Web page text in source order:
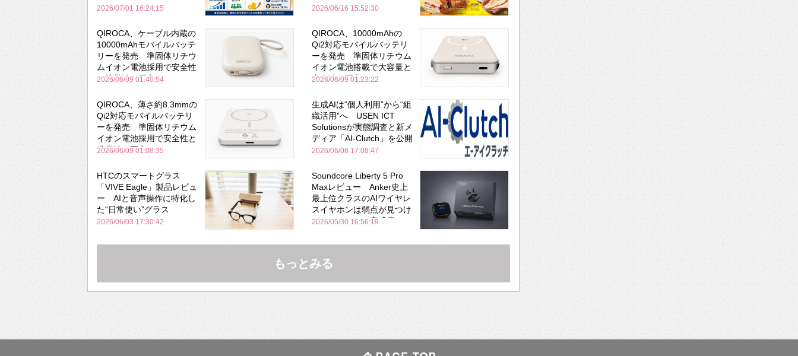
2026/07/01 16:24:15 2026/06/16 15:52:30
QIROCA、ケーブル内蔵の
10000mAhモバイルバッテ
リーを発売 準固体リチウ
ムイオン電池採用で安全性
と携帯性を両立
2026/06/09 01:40:54
QIROCA、10000mAhの
Qi2対応モバイルバッテリ
ーを発売 準固体リチウム
イオン電池搭載で大容量と
安全性を両立
2026/06/09 01:23:22
QIROCA、薄さ約8.3mmの
Qi2対応モバイルバッテリ
ーを発売 準固体リチウム
イオン電池採用で安全性と
携帯性を両立
2026/06/09 01:08:35
生成AIは“個人利用”から“組
織活用”へ USEN ICT
Solutionsが実態調査と新メ
ディア「AI-Clutch」を公開
2026/06/08 17:08:47
HTCのスマートグラス
「VIVE Eagle」製品レビュ
ー AIと音声操作に特化し
た“日常使い”グラス
2026/06/03 17:30:42
Soundcore Liberty 5 Pro
Maxレビュー Anker史上
最上位クラスのAIワイヤレ
スイヤホンは弱点が見つけ
づらいくらいの完成度にび
Bose並み
2026/05/30 16:56:19
もっとみる